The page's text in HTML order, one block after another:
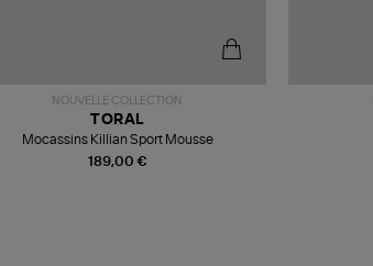
NOUVELLE COLLECTION
189,00 €
TORAL
Mocassins Killian Sport Mousse